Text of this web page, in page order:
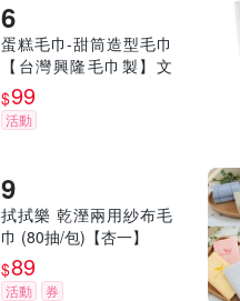
蛋糕毛巾-甜筒造型毛巾
【台灣興隆毛巾製】文
創小物 派對禮物 禮品 贈
品
$99
活動
拭拭樂 乾溼兩用紗布毛
巾 (80抽/包)【杏一】
$89
活動 券